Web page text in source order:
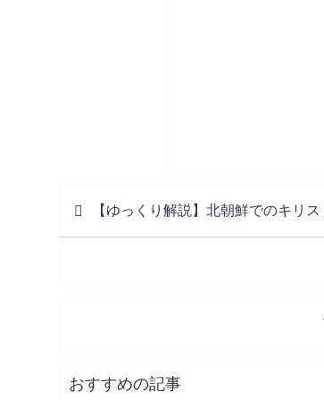
【ゆっくり解説】北朝鮮でのキリ
おすすめの記事